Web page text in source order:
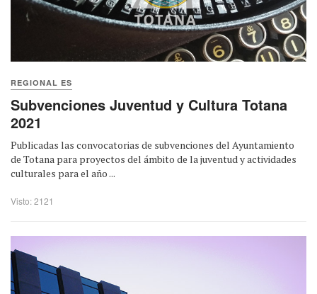
REGIONAL ES
Subvenciones Juventud y Cultura Totana
2021
Publicadas las convocatorias de subvenciones del Ayuntamiento
de Totana para proyectos del ámbito de la juventud y actividades
culturales para el año ...
Visto: 2121